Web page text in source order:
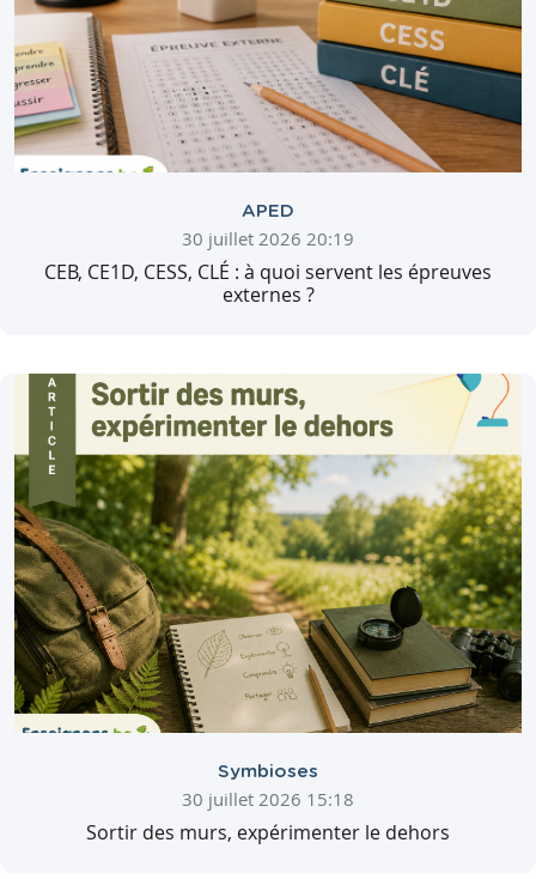
APED
30 juillet 2026 20:19
CEB, CE1D, CESS, CLÉ : à quoi servent les épreuves
externes ?
Symbioses
30 juillet 2026 15:18
Sortir des murs, expérimenter le dehors